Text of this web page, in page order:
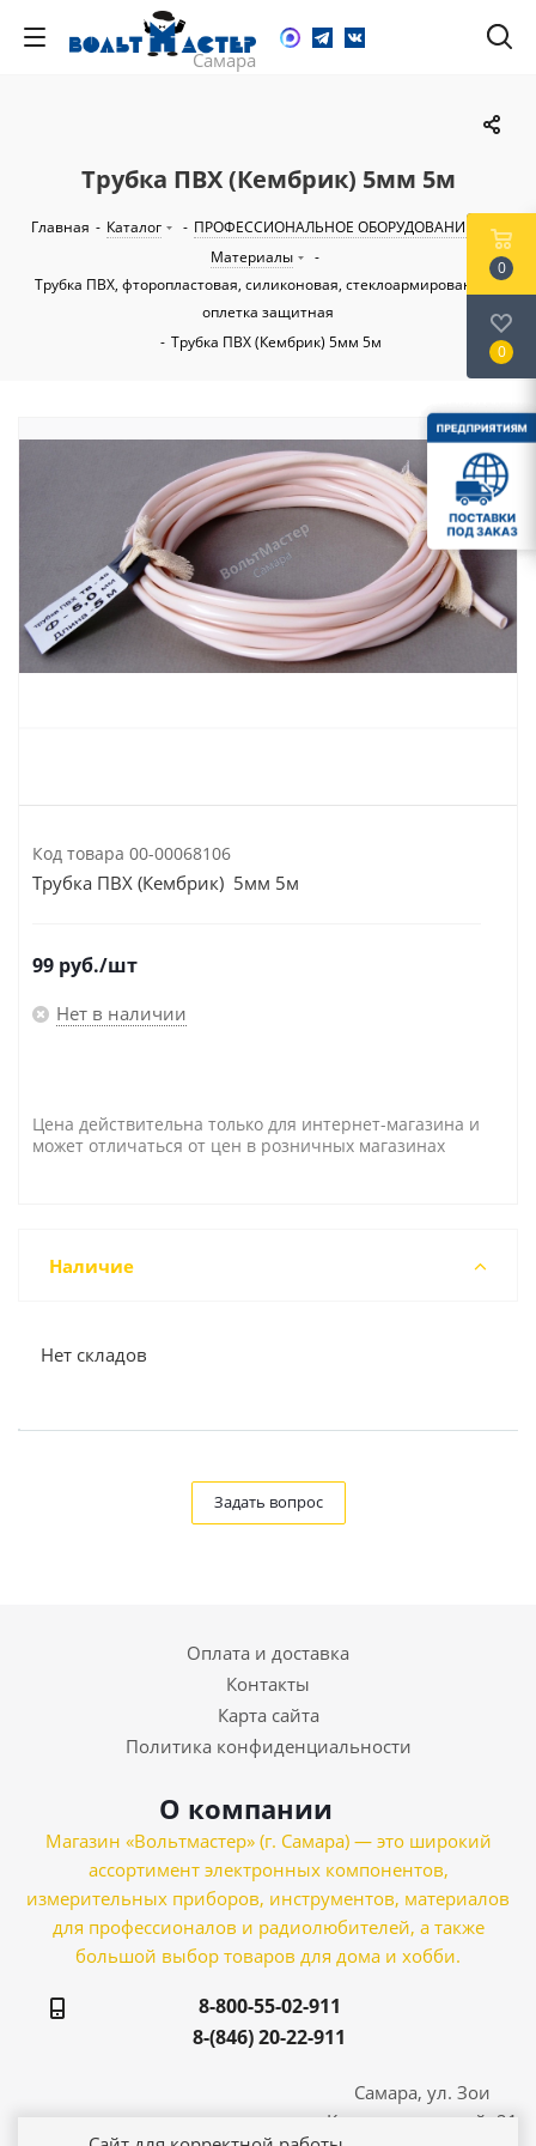
Трубка ПВХ (Кембрик) 5мм 5м
Главная - Каталог - ПРОФЕССИОНАЛЬНОЕ ОБОРУДОВАНИЕ
-
Материалы
-
Трубка ПВХ, фторопластовая, силиконовая, стеклоармированная,
оплетка защитная
- Трубка ПВХ (Кембрик) 5мм 5м
Код товара 00-00068106
Трубка ПВХ (Кембрик) 5мм 5м
99 руб./шт
Нет в наличии
Цена действительна только для интернет-магазина и
может отличаться от цен в розничных магазинах
Наличие
Нет складов
Задать вопрос
Оплата и доставка
Контакты
Карта сайта
Политика конфиденциальности
О компании
Магазин «Вольтмастер» (г. Самара) — это широкий
ассортимент электронных компонентов,
измерительных приборов, инструментов, материалов
для профессионалов и радиолюбителей, а также
большой выбор товаров для дома и хобби.
8-800-55-02-911
8-(846) 20-22-911
Самара, ул. Зои
Космодемьянской, 21
0
0